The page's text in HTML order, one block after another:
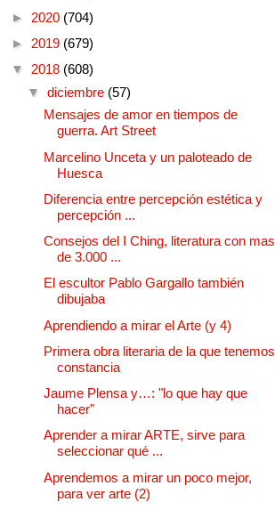
► 2020 (704)
► 2019 (679)
▼ 2018 (608)
▼ diciembre (57)
Mensajes de amor en tiempos de
guerra. Art Street
Marcelino Unceta y un paloteado de
Huesca
Diferencia entre percepción estética y
percepción ...
Consejos del I Ching, literatura con mas
de 3.000 ...
El escultor Pablo Gargallo también
dibujaba
Aprendiendo a mirar el Arte (y 4)
Primera obra literaria de la que tenemos
constancia
Jaume Plensa y…: "lo que hay que
hacer"
Aprender a mirar ARTE, sirve para
seleccionar qué ...
Aprendemos a mirar un poco mejor,
para ver arte (2)